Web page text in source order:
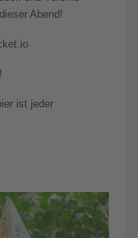
Abend!
ist jeder